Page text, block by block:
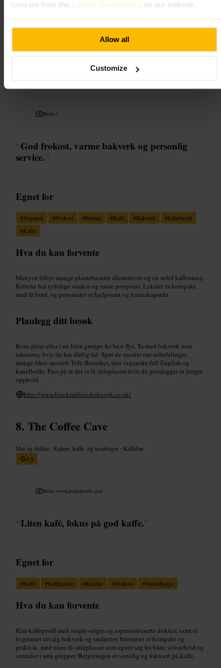
consent from the Cookie Declaration on our website.
Allow all
Customize
62 West Port, Edinburgh EH1 2LD, UK
Vegansk og vegetarisk restaurant
Bilde /
“God frokost, varme bakverk og personlig
service.”
Egnet for
#Vegansk #Frokost #Brunsj #Kafé #Bakverk #Edinburgh
#Kaffe
Hva du kan forvente
Menyen tilbyr mange plantebaserte alternativer og en solid kaffemeny.
Rettene har tydelige smaker og rause porsjoner. Lokalet er kompakt,
med få bord, og personalet er hjelpsomt og kunnskapsrikt.
Planlegg ditt besøk
Kom alene eller i en liten gruppe for best flyt. Ta med bakverk som
takeaway hvis du har dårlig tid. Spør de ansatte om anbefalinger,
mange liker spesielt Tofu Benedict, den veganske full English og
kanelbolle. Pass på at det er få sitteplasser hvis du planlegger et lengre
opphold.
http://www.blackrabbitedinburgh.co.uk/
The Coffee Cave
Mat og drikke • Kafeer, kaffe- og tesalonger • Kaffebar
4,9
Bilde /www.pointahotels.com
“Liten kafé, fokus på god kaffe.”
Egnet for
#Kaffe #Kaffepause #Kafeliv #Frokost #Vennehygge
Hva du kan forvente
Klar kaffeprofil med single-origin og espressobaserte drikker, samt et
begrenset utvalg bakverk og småretter. Interiøret er kompakt og
praktisk, med noen få sitteplasser som egner seg for både soloarbeid og
samtaler i små grupper. Betjeningen er vennlig og fokusert på kaffe.